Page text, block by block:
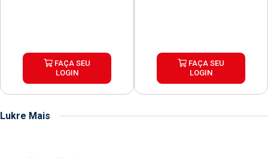
FAÇA SEU
LOGIN
FAÇA SEU
LOGIN
Lukre Mais